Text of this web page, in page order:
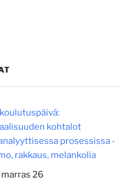
kohtalot
prosessissa -
rakkaus, melankolia
marras 26